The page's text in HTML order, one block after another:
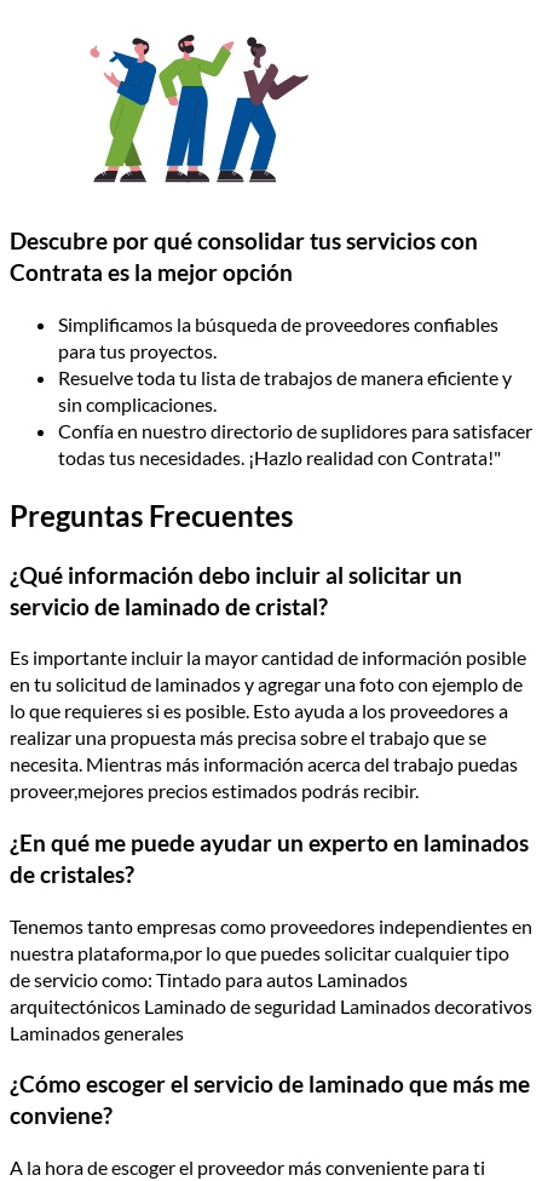
Descubre por qué consolidar tus servicios con
Contrata es la mejor opción
Simplificamos la búsqueda de proveedores confiables
para tus proyectos.
Resuelve toda tu lista de trabajos de manera eficiente y
sin complicaciones.
Confía en nuestro directorio de suplidores para satisfacer
todas tus necesidades. ¡Hazlo realidad con Contrata!"
Preguntas Frecuentes
¿Qué información debo incluir al solicitar un
servicio de laminado de cristal?
Es importante incluir la mayor cantidad de información posible
en tu solicitud de laminados y agregar una foto con ejemplo de
lo que requieres si es posible. Esto ayuda a los proveedores a
realizar una propuesta más precisa sobre el trabajo que se
necesita. Mientras más información acerca del trabajo puedas
proveer,mejores precios estimados podrás recibir.
¿En qué me puede ayudar un experto en laminados
de cristales?
Tenemos tanto empresas como proveedores independientes en
nuestra plataforma,por lo que puedes solicitar cualquier tipo
de servicio como: Tintado para autos Laminados
arquitectónicos Laminado de seguridad Laminados decorativos
Laminados generales
¿Cómo escoger el servicio de laminado que más me
conviene?
A la hora de escoger el proveedor más conveniente para ti